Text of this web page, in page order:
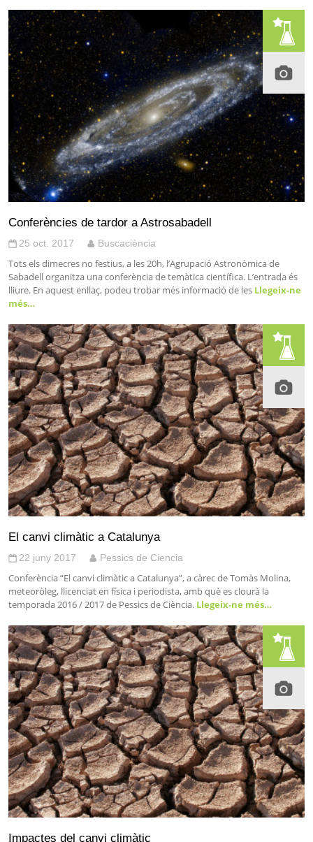
Conferències de tardor a Astrosabadell
25 oct. 2017 Buscaciència
Tots els dimecres no festius, a les 20h, l’Agrupació Astronòmica de
Sabadell organitza una conferència de temàtica científica. L’entrada és
lliure. En aquest enllaç, podeu trobar més informació de les Llegeix-ne
més…
El canvi climàtic a Catalunya
22 juny 2017 Pessics de Ciencia
Conferència “El canvi climàtic a Catalunya”, a càrec de Tomàs Molina,
meteoròleg, llicenciat en física i periodista, amb què es clourà la
temporada 2016 / 2017 de Pessics de Ciència. Llegeix-ne més…
Impactes del canvi climàtic